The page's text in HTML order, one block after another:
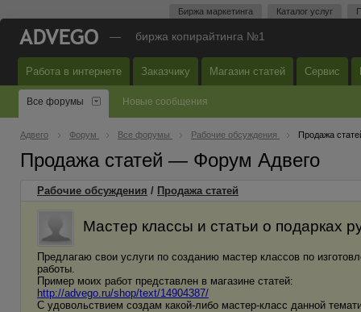
Биржа маркетинга Каталог услуг
— биржа копирайтинга №1
Работа в интернете Заказчику Магазин статей Сервис
Все форумы Новые сообщения
Адвего Форум Все форумы Рабочие обсуждения Продажа
Продажа статей — Форум Адвего
Рабочие обсуждения / Продажа статей
Мастер классы и статьи о подарках
Предлагаю свои услуги по созданию мастер классов по
работы.
Пример моих работ представлен в магазине статей:
http://advego.ru/shop/text/14904387/
С удовольствием создам какой-либо мастер-класс данной